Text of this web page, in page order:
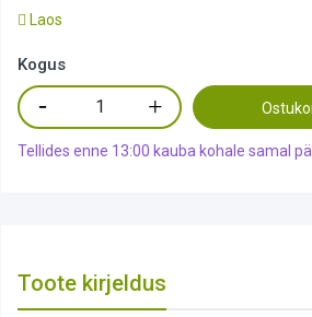
Laos
Kogus
Tellides enne 13:00 kauba kohale samal
Toote kirjeldus